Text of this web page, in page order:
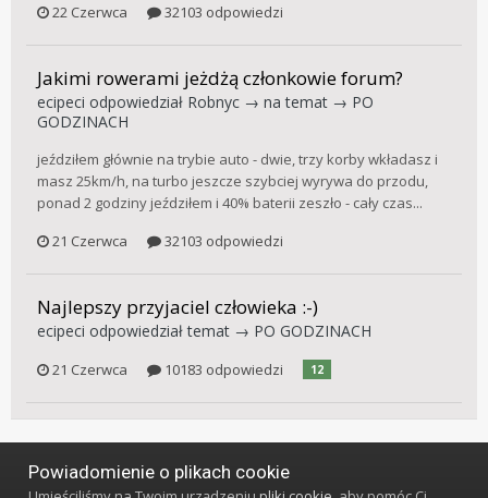
22 Czerwca
32103 odpowiedzi
Jakimi rowerami jeżdżą członkowie forum?
ecipeci odpowiedział Robnyc → na temat → PO
GODZINACH
jeździłem głównie na trybie auto - dwie, trzy korby wkładasz i
masz 25km/h, na turbo jeszcze szybciej wyrywa do przodu,
ponad 2 godziny jeździłem i 40% baterii zeszło - cały czas...
21 Czerwca
32103 odpowiedzi
Najlepszy przyjaciel człowieka :-)
ecipeci odpowiedział temat → PO GODZINACH
21 Czerwca 10183 odpowiedzi 12
Język Styl Polityka prywatności
Powiadomienie o plikach cookie